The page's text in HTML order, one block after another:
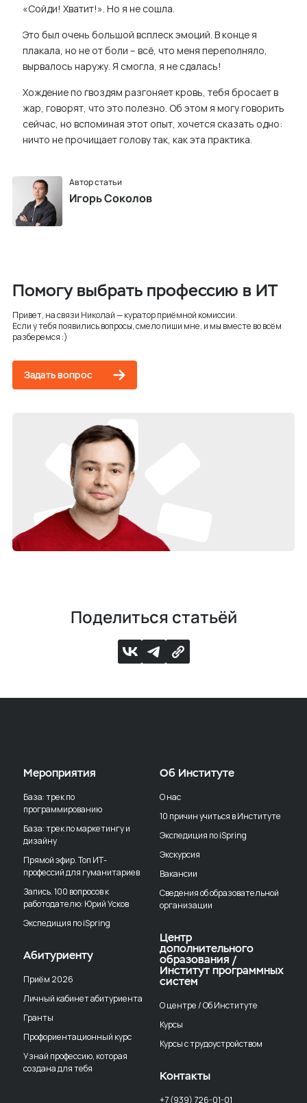
«Сойди! Хватит!». Но я не сошла.
Это был очень большой всплеск эмоций. В конце я
плакала, но не от боли – всё, что меня переполняло,
вырвалось наружу. Я смогла, я не сдалась!
Хождение по гвоздям разгоняет кровь, тебя бросает в
жар, говорят, что это полезно. Об этом я могу говорить
сейчас, но вспоминая этот опыт, хочется сказать одно:
ничто не прочищает голову так, как эта практика.
Автор статьи
Игорь Соколов
Помогу выбрать профессию в ИТ
Привет, на связи Николай — куратор приёмной комиссии.
Если у тебя появились вопросы, смело пиши мне, и мы вместе во всём
разберемся :)
Задать вопрос
Поделиться статьёй
Мероприятия
База: трек по
программированию
База: трек по маркетингу и
дизайну
Прямой эфир. Топ ИТ-
профессий для гуманитариев
Запись. 100 вопросов к
работодателю: Юрий Усков
Экспедиция по iSpring
Абитуриенту
Приём 2026
Личный кабинет абитуриента
Гранты
Профориентационный курс
Узнай профессию, которая
создана для тебя
Об Институте
О нас
10 причин учиться в Институте
Экспедиция по iSpring
Экскурсия
Вакансии
Сведения об образовательной
организации
Центр
дополнительного
образования /
Институт программных
систем
О центре / Об Институте
Курсы
Курсы с трудоустройством
Контакты
+7 (939) 726-01-01